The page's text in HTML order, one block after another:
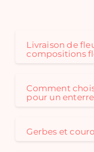
Livraison de
compositions
Comment
pour un
Gerbes et